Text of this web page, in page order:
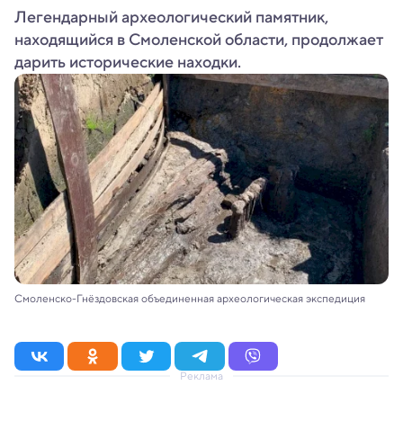
Легендарный археологический памятник,
находящийся в Смоленской области, продолжает
дарить исторические находки.
Смоленско-Гнёздовская объединенная археологическая экспедиция
Реклама